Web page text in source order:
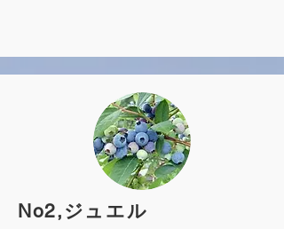
​No2,ジュエル